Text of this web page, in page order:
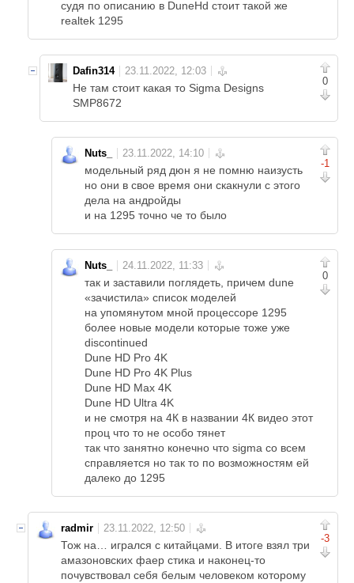
судя по описанию в DuneHd стоит такой же
realtek 1295
0
Dafin314
Не там стоит какая то Sigma Designs
SMP8672
-1
Nuts_
модельный ряд дюн я не помню наизусть
но они в свое время они скакнули с этого
дела на андройды
и на 1295 точно че то было
0
Nuts_
так и заставили поглядеть, причем dune
«зачистила» список моделей
на упомянутом мной процессоре 1295
более новые модели которые тоже уже
discontinued
Dune HD Pro 4K
Dune HD Pro 4K Plus
Dune HD Max 4K
Dune HD Ultra 4K
и не смотря на 4К в названии 4К видео этот
проц что то не особо тянет
так что занятно конечно что sigma со всем
справляется но так то по возможностям ей
далеко до 1295
-3
radmir
Тож на… игрался с китайцами. В итоге взял три
амазоновских фаер стика и наконец-то
почувствовал себя белым человеком которому